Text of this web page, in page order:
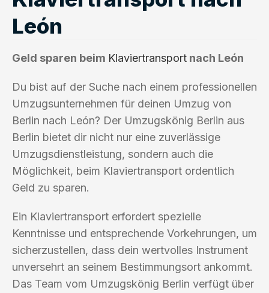
León
Geld sparen beim Klaviertransport nach León
Du bist auf der Suche nach einem professionellen
Umzugsunternehmen für deinen Umzug von
Berlin nach León? Der Umzugskönig Berlin aus
Berlin bietet dir nicht nur eine zuverlässige
Umzugsdienstleistung, sondern auch die
Möglichkeit, beim Klaviertransport ordentlich
Geld zu sparen.
Ein Klaviertransport erfordert spezielle
Kenntnisse und entsprechende Vorkehrungen, um
sicherzustellen, dass dein wertvolles Instrument
unversehrt an seinem Bestimmungsort ankommt.
Das Team vom Umzugskönig Berlin verfügt über